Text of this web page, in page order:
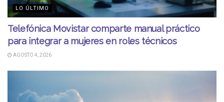
LO ÚLTIMO
Telefónica Movistar comparte manual práctico
para integrar a mujeres en roles técnicos
AGOSTO 4, 2026